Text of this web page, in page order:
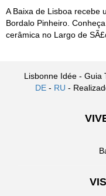
A Baixa de Lisboa recebe
Bordalo Pinheiro.
cerâmica no Largo de
Lisbonne Idée - Guia
DE - RU -